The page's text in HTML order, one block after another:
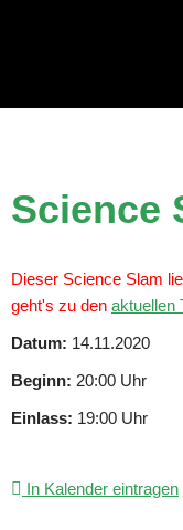
springen
Science
Dieser Science Slam
geht's zu den aktuellen
Datum: 14.11.2020
Beginn: 20:00 Uhr
Einlass: 19:00 Uhr
In Kalender eintragen